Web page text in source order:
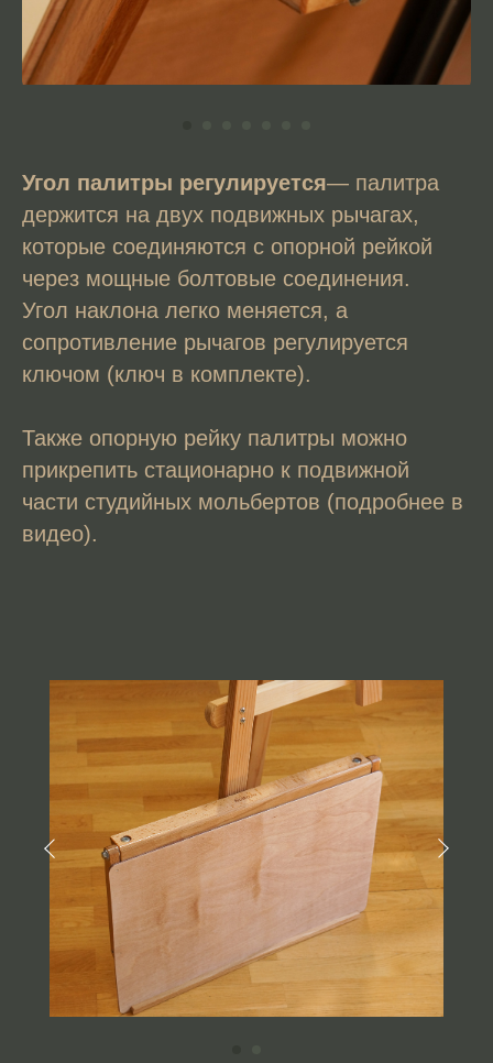
Угол палитры регулируется— палитра
держится на двух подвижных рычагах,
которые соединяются с опорной рейкой
через мощные болтовые соединения.
Угол наклона легко меняется, а
сопротивление рычагов регулируется
ключом (ключ в комплекте).
Также опорную рейку палитры можно
прикрепить стационарно к подвижной
части студийных мольбертов (подробнее в
видео).